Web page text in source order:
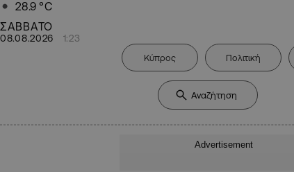
28.9 °C
ΣΑΒΒΑΤΟ
08.08.2026 1:23
Κύπρος Πολιτική
Advertisement